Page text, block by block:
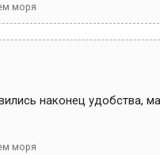
моря
наконец удобства,
моря